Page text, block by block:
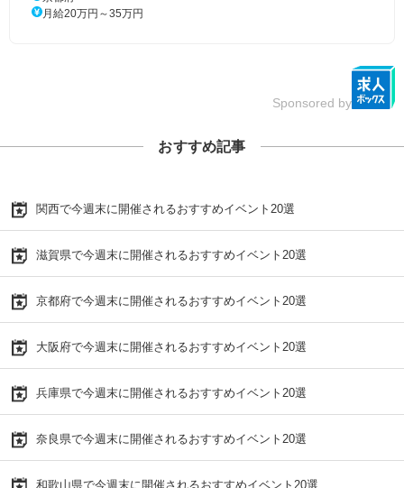
月給20万円～35万円
Sponsored by
おすすめ記事
関西で今週末に開催されるおすすめイベント20選
滋賀県で今週末に開催されるおすすめイベント20選
京都府で今週末に開催されるおすすめイベント20選
大阪府で今週末に開催されるおすすめイベント20選
兵庫県で今週末に開催されるおすすめイベント20選
奈良県で今週末に開催されるおすすめイベント20選
和歌山県で今週末に開催されるおすすめイベント20選